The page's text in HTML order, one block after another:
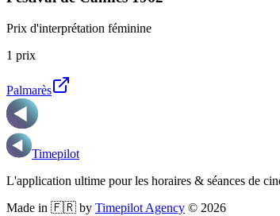
Prix d'interprétation féminine
1 prix
Palmarès
Timepilot
L'application ultime pour les horaires & séances de
Made in 🇫🇷 by Timepilot Agency © 2026